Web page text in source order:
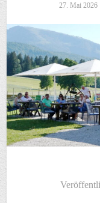
27. Mai 2026